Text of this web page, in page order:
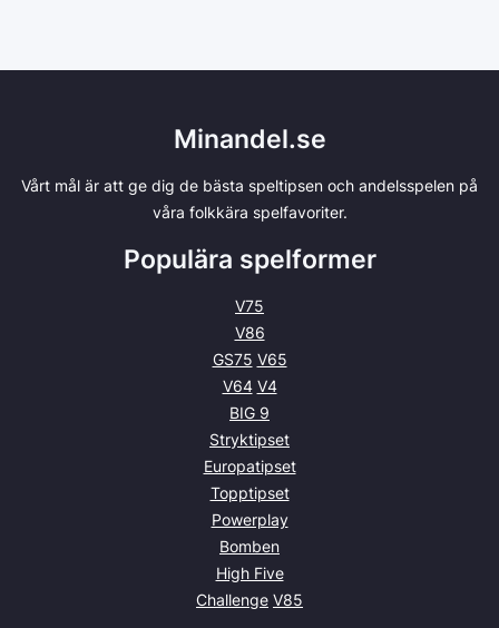
Minandel.se
Vårt mål är att ge dig de bästa speltipsen och andelsspelen på
våra folkkära spelfavoriter.
Populära spelformer
V75
V86
GS75 V65
V64 V4
BIG 9
Stryktipset
Europatipset
Topptipset
Powerplay
Bomben
High Five
Challenge V85